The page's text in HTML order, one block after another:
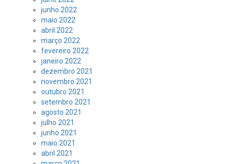
junho 2022
maio 2022
abril 2022
março 2022
fevereiro 2022
janeiro 2022
dezembro 2021
novembro 2021
outubro 2021
setembro 2021
agosto 2021
julho 2021
junho 2021
maio 2021
abril 2021